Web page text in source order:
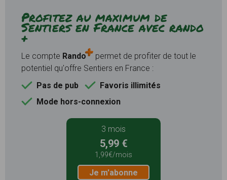
Profitez au maximum de
Sentiers en France avec rando
+
Le compte Rando
permet de profiter de tout le
potentiel qu'offre Sentiers en France :
Pas de pub
Favoris illimités
Mode hors-connexion
3 mois
5,99 €
1,99€/mois
Je m'abonne